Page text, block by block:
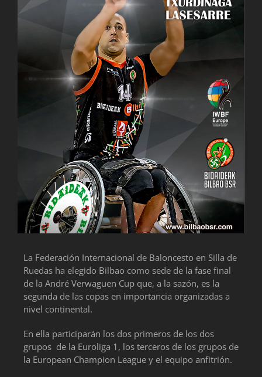
La Federación Internacional de Baloncesto en Silla de
Ruedas ha elegido Bilbao como sede de la fase final
de la André Verwaguen Cup que, a la sazón, es la
segunda de las copas en importancia organizadas a
nivel continental.
En ella participarán los dos primeros de los dos
grupos de la Euroliga 1, los terceros de los grupos de
la European Champion League y el equipo anfitrión.